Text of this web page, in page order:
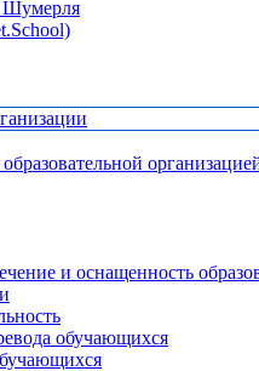
Шумерля
и оснащенность
обучающихся